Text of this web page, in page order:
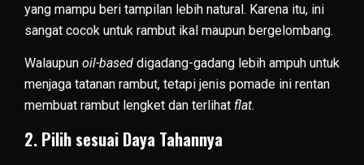
yang mampu beri tampilan lebih natural. Karena itu, ini
sangat cocok untuk rambut ikal maupun bergelombang.
Walaupun oil-based digadang-gadang lebih ampuh untuk
menjaga tatanan rambut, tetapi jenis pomade ini rentan
membuat rambut lengket dan terlihat flat.
2. Pilih sesuai Daya Tahannya